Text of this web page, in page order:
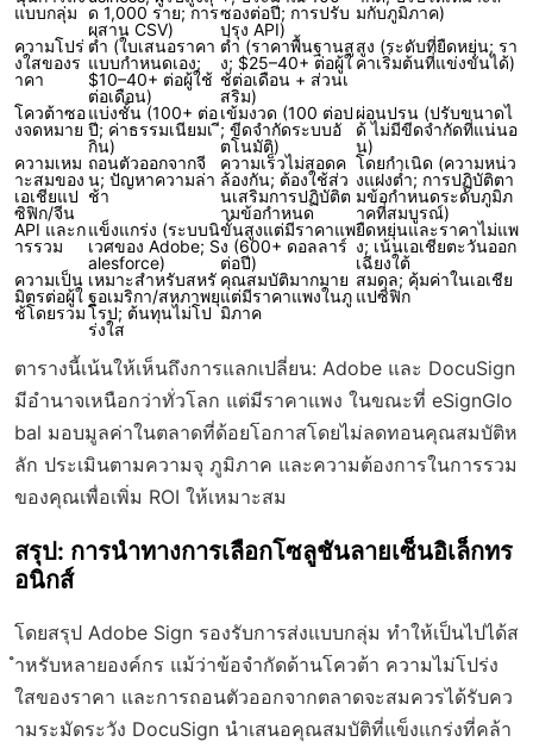
แบบกลุ่ม
ด 1,000 ราย; การ
ผสาน CSV)
ซองต่อปี; การปรับ
ปรุง API)
มกับภูมิภาค)
ความโปร่
งใสของร
าคา
ต่ำ (ใบเสนอราคา
แบบกำหนดเอง;
$10–40+ ต่อผู้ใช้
ต่อเดือน)
ต่ำ (ราคาพื้นฐานสู
ง; $25–40+ ต่อผู้ใ
ช้ต่อเดือน + ส่วนเ
สริม)
สูง (ระดับที่ยืดหยุ่น; รา
คาเริ่มต้นที่แข่งขันได้)
โควต้าซอ
งจดหมาย
แบ่งชั้น (100+ ต่อ
ปี; ค่าธรรมเนียมเ
กิน)
เข้มงวด (100 ต่อป
ี; ขีดจำกัดระบบอั
ตโนมัติ)
ผ่อนปรน (ปรับขนาดไ
ด้ ไม่มีขีดจำกัดที่แน่นอ
น)
ความเหม
าะสมของ
เอเชียแป
ซิฟิก/จีน
ถอนตัวออกจากจี
น; ปัญหาความล่า
ช้า
ความเร็วไม่สอดค
ล้องกัน; ต้องใช้ส่ว
นเสริมการปฏิบัติต
ามข้อกำหนด
โดยกำเนิด (ความหน่ว
งแฝงต่ำ; การปฏิบัติตา
มข้อกำหนดระดับภูมิภ
าคที่สมบูรณ์)
API และก
ารรวม
แข็งแกร่ง (ระบบนิ
เวศของ Adobe; S
alesforce)
ขั้นสูงแต่มีราคาแพ
ง (600+ ดอลลาร์
ต่อปี)
ยืดหยุ่นและราคาไม่แพ
ง; เน้นเอเชียตะวันออก
เฉียงใต้
ความเป็น
มิตรต่อผู้ใ
ช้โดยรวม
เหมาะสำหรับสหรั
ฐอเมริกา/สหภาพยุ
โรป; ต้นทุนไม่โป
ร่งใส
คุณสมบัติมากมาย
แต่มีราคาแพงในภู
มิภาค
สมดุล; คุ้มค่าในเอเชีย
แปซิฟิก
ตารางนี้เน้นให้เห็นถึงการแลกเปลี่ยน: Adobe และ DocuSign
มีอำนาจเหนือกว่าทั่วโลก แต่มีราคาแพง ในขณะที่ eSignGlo
bal มอบมูลค่าในตลาดที่ด้อยโอกาสโดยไม่ลดทอนคุณสมบัติห
ลัก ประเมินตามความจุ ภูมิภาค และความต้องการในการรวม
ของคุณเพื่อเพิ่ม ROI ให้เหมาะสม
สรุป: การนำทางการเลือกโซลูชันลายเซ็นอิเล็กทร
อนิกส์
โดยสรุป Adobe Sign รองรับการส่งแบบกลุ่ม ทำให้เป็นไปได้ส
ำหรับหลายองค์กร แม้ว่าข้อจำกัดด้านโควต้า ความไม่โปร่ง
ใสของราคา และการถอนตัวออกจากตลาดจะสมควรได้รับคว
ามระมัดระวัง DocuSign นำเสนอคุณสมบัติที่แข็งแกร่งที่คล้า